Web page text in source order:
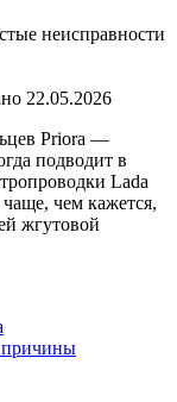
22.05.2026
Priora —
подводит в
Lada
чем кажется,
жгутовой
причины